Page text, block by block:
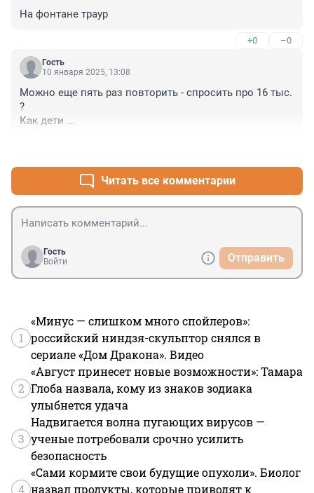
На фонтане траур
+0 –0
Гость
10 января 2025, 13:08
Можно еще пять раз повторить - спросить про 16 тыс.
?
Как дети ...
Читать все комментарии
Гость
Войти
Отправить
1
«Минус — слишком много спойлеров»:
российский ниндзя-скульптор снялся в
сериале «Дом Дракона». Видео
2
«Август принесет новые возможности»: Тамара
Глоба назвала, кому из знаков зодиака
улыбнется удача
3
Надвигается волна пугающих вирусов —
ученые потребовали срочно усилить
безопасность
4
«Сами кормите свои будущие опухоли». Биолог
назвал продукты, которые приводят к